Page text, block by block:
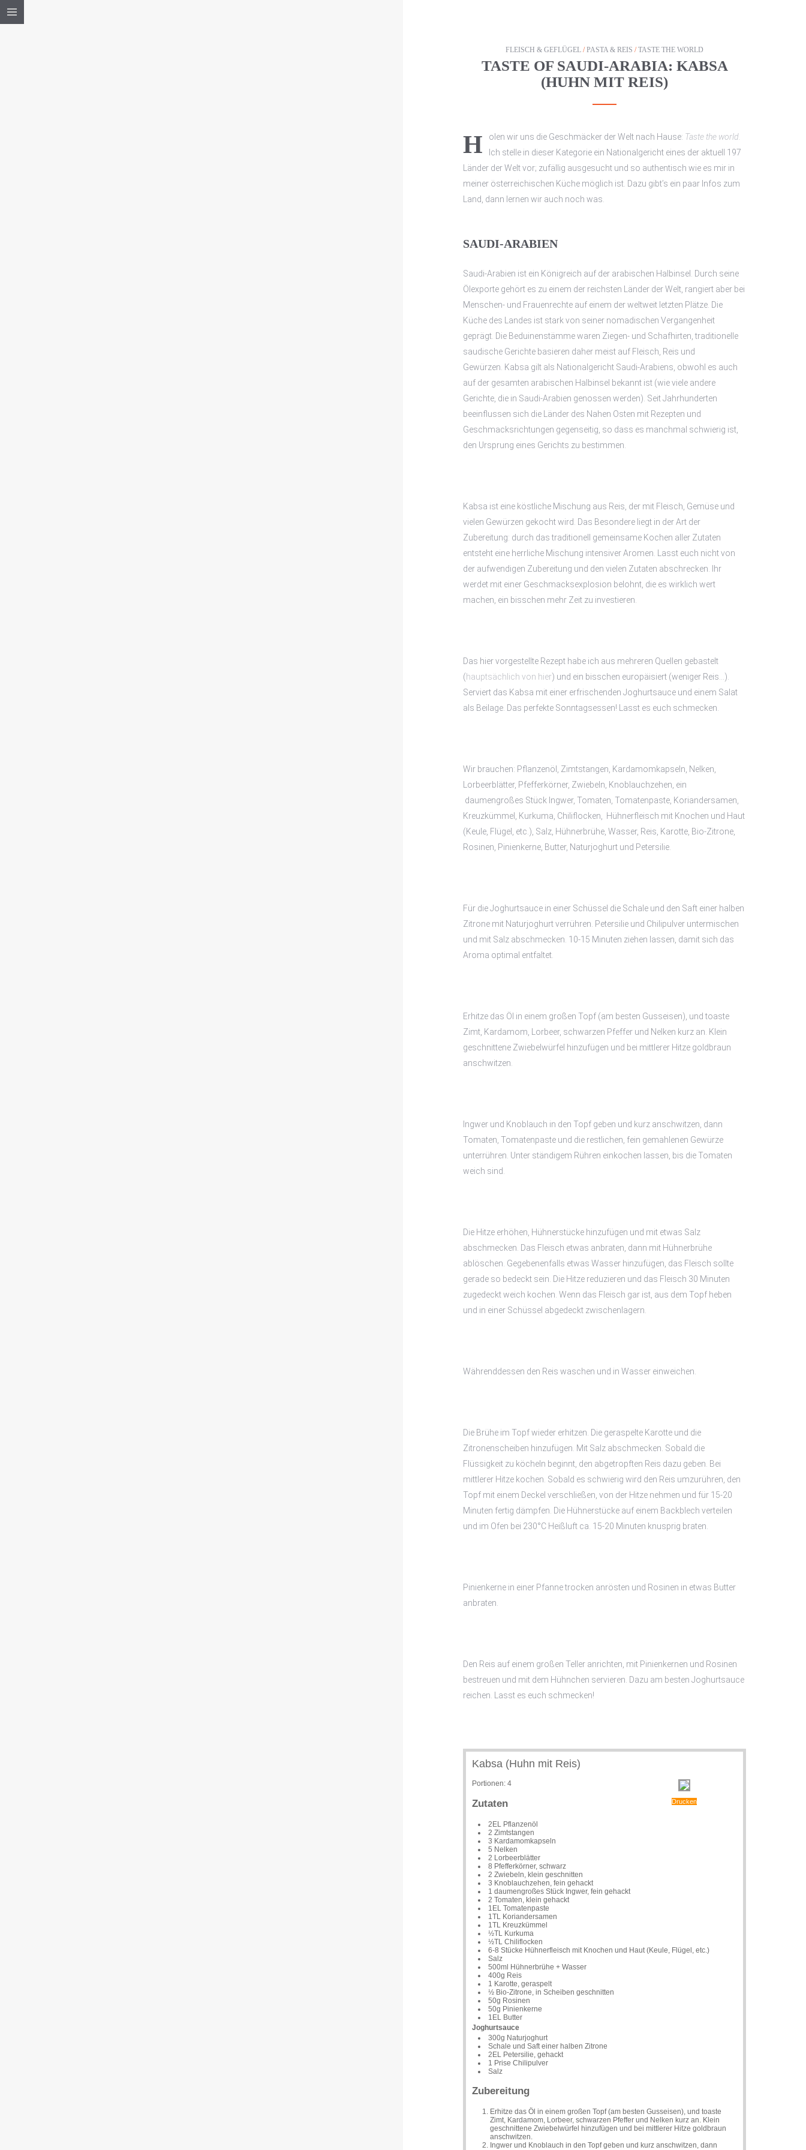
FLEISCH & GEFLÜGEL /PASTA & REIS /TASTE THE WORLD
TASTE OF SAUDI-ARABIA: KABSA
(HUHN MIT REIS)
Holen wir uns die Geschmäcker der Welt nach Hause: Taste the world.
Ich stelle in dieser Kategorie ein Nationalgericht eines der aktuell 197
Länder der Welt vor; zufällig ausgesucht und so authentisch wie es mir in
meiner österreichischen Küche möglich ist. Dazu gibt’s ein paar Infos zum
Land, dann lernen wir auch noch was.
SAUDI-ARABIEN
Saudi-Arabien ist ein Königreich auf der arabischen Halbinsel. Durch seine
Ölexporte gehört es zu einem der reichsten Länder der Welt, rangiert aber bei
Menschen- und Frauenrechte auf einem der weltweit letzten Plätze. Die
Küche des Landes ist stark von seiner nomadischen Vergangenheit
geprägt. Die Beduinenstämme waren Ziegen- und Schafhirten, traditionelle
saudische Gerichte basieren daher meist auf Fleisch, Reis und
Gewürzen. Kabsa gilt als Nationalgericht Saudi-Arabiens, obwohl es auch
auf der gesamten arabischen Halbinsel bekannt ist (wie viele andere
Gerichte, die in Saudi-Arabien genossen werden). Seit Jahrhunderten
beeinflussen sich die Länder des Nahen Osten mit Rezepten und
Geschmacksrichtungen gegenseitig, so dass es manchmal schwierig ist,
den Ursprung eines Gerichts zu bestimmen.
Kabsa ist eine köstliche Mischung aus Reis, der mit Fleisch, Gemüse und
vielen Gewürzen gekocht wird. Das Besondere liegt in der Art der
Zubereitung: durch das traditionell gemeinsame Kochen aller Zutaten
entsteht eine herrliche Mischung intensiver Aromen. Lasst euch nicht von
der aufwendigen Zubereitung und den vielen Zutaten abschrecken. Ihr
werdet mit einer Geschmacksexplosion belohnt, die es wirklich wert
machen, ein bisschen mehr Zeit zu investieren.
Das hier vorgestellte Rezept habe ich aus mehreren Quellen gebastelt
(hauptsächlich von hier) und ein bisschen europäisiert (weniger Reis…).
Serviert das Kabsa mit einer erfrischenden Joghurtsauce und einem Salat
als Beilage. Das perfekte Sonntagsessen! Lasst es euch schmecken.
Wir brauchen: Pflanzenöl, Zimtstangen, Kardamomkapseln, Nelken,
Lorbeerblätter, Pfefferkörner, Zwiebeln, Knoblauchzehen, ein
daumengroßes Stück Ingwer, Tomaten, Tomatenpaste, Koriandersamen,
Kreuzkümmel, Kurkuma, Chiliflocken, Hühnerfleisch mit Knochen und Haut
(Keule, Flügel, etc.), Salz, Hühnerbrühe, Wasser, Reis, Karotte, Bio-Zitrone,
Rosinen, Pinienkerne, Butter, Naturjoghurt und Petersilie.
Für die Joghurtsauce in einer Schüssel die Schale und den Saft einer halben
Zitrone mit Naturjoghurt verrühren. Petersilie und Chilipulver untermischen
und mit Salz abschmecken. 10-15 Minuten ziehen lassen, damit sich das
Aroma optimal entfaltet.
Erhitze das Öl in einem großen Topf (am besten Gusseisen), und toaste
Zimt, Kardamom, Lorbeer, schwarzen Pfeffer und Nelken kurz an. Klein
geschnittene Zwiebelwürfel hinzufügen und bei mittlerer Hitze goldbraun
anschwitzen.
Ingwer und Knoblauch in den Topf geben und kurz anschwitzen, dann
Tomaten, Tomatenpaste und die restlichen, fein gemahlenen Gewürze
unterrühren. Unter ständigem Rühren einkochen lassen, bis die Tomaten
weich sind.
Die Hitze erhöhen, Hühnerstücke hinzufügen und mit etwas Salz
abschmecken. Das Fleisch etwas anbraten, dann mit Hühnerbrühe
ablöschen. Gegebenenfalls etwas Wasser hinzufügen, das Fleisch sollte
gerade so bedeckt sein. Die Hitze reduzieren und das Fleisch 30 Minuten
zugedeckt weich kochen. Wenn das Fleisch gar ist, aus dem Topf heben
und in einer Schüssel abgedeckt zwischenlagern.
Währenddessen den Reis waschen und in Wasser einweichen.
Die Brühe im Topf wieder erhitzen. Die geraspelte Karotte und die
Zitronenscheiben hinzufügen. Mit Salz abschmecken. Sobald die
Flüssigkeit zu köcheln beginnt, den abgetropften Reis dazu geben. Bei
mittlerer Hitze kochen. Sobald es schwierig wird den Reis umzurühren, den
Topf mit einem Deckel verschließen, von der Hitze nehmen und für 15-20
Minuten fertig dämpfen. Die Hühnerstücke auf einem Backblech verteilen
und im Ofen bei 230°C Heißluft ca. 15-20 Minuten knusprig braten.
Pinienkerne in einer Pfanne trocken anrösten und Rosinen in etwas Butter
anbraten.
Den Reis auf einem großen Teller anrichten, mit Pinienkernen und Rosinen
bestreuen und mit dem Hühnchen servieren. Dazu am besten Joghurtsauce
reichen. Lasst es euch schmecken!
Kabsa (Huhn mit Reis)
Drucken
Portionen: 4
Zutaten
2EL Pflanzenöl
2 Zimtstangen
3 Kardamomkapseln
5 Nelken
2 Lorbeerblätter
8 Pfefferkörner, schwarz
2 Zwiebeln, klein geschnitten
3 Knoblauchzehen, fein gehackt
1 daumengroßes Stück Ingwer, fein gehackt
2 Tomaten, klein gehackt
1EL Tomatenpaste
1TL Koriandersamen
1TL Kreuzkümmel
½TL Kurkuma
½TL Chiliflocken
6-8 Stücke Hühnerfleisch mit Knochen und Haut (Keule, Flügel, etc.)
Salz
500ml Hühnerbrühe + Wasser
400g Reis
1 Karotte, geraspelt
½ Bio-Zitrone, in Scheiben geschnitten
50g Rosinen
50g Pinienkerne
1EL Butter
Joghurtsauce
300g Naturjoghurt
Schale und Saft einer halben Zitrone
2EL Petersilie, gehackt
1 Prise Chilipulver
Salz
Zubereitung
Erhitze das Öl in einem großen Topf (am besten Gusseisen), und toaste
Zimt, Kardamom, Lorbeer, schwarzen Pfeffer und Nelken kurz an. Klein
geschnittene Zwiebelwürfel hinzufügen und bei mittlerer Hitze goldbraun
anschwitzen.
Ingwer und Knoblauch in den Topf geben und kurz anschwitzen, dann